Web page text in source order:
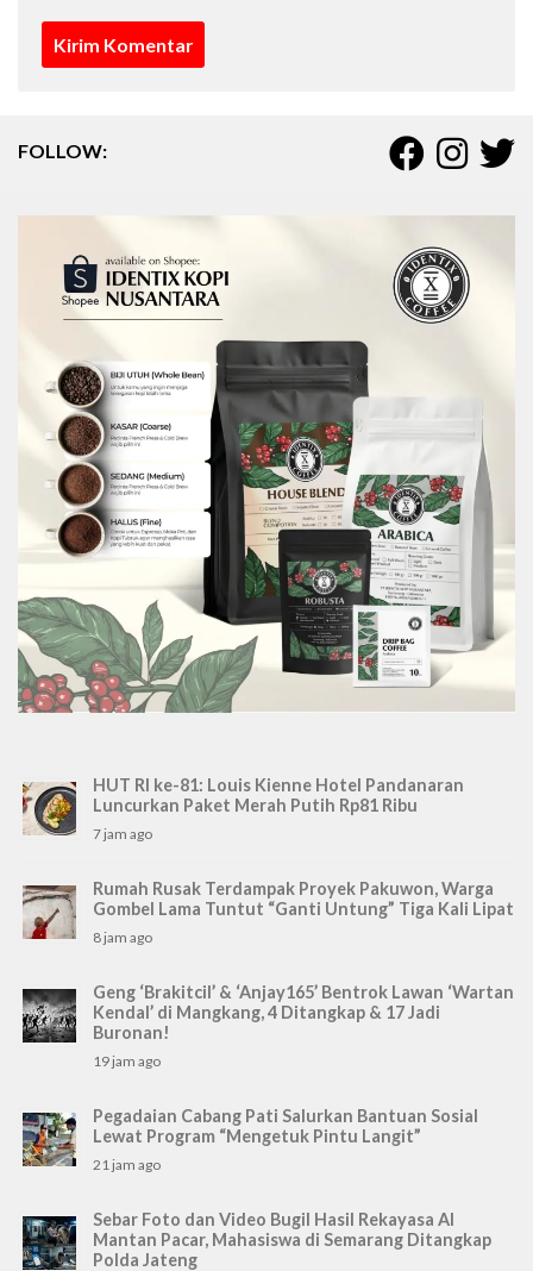
FOLLOW:
HUT RI ke-81: Louis Kienne Hotel Pandanaran
Luncurkan Paket Merah Putih Rp81 Ribu
7 jam ago
Rumah Rusak Terdampak Proyek Pakuwon, Warga
Gombel Lama Tuntut “Ganti Untung” Tiga Kali Lipat
8 jam ago
Geng ‘Brakitcil’ & ‘Anjay165’ Bentrok Lawan ‘Wartan
Kendal’ di Mangkang, 4 Ditangkap & 17 Jadi
Buronan!
19 jam ago
Pegadaian Cabang Pati Salurkan Bantuan Sosial
Lewat Program “Mengetuk Pintu Langit”
21 jam ago
Sebar Foto dan Video Bugil Hasil Rekayasa AI
Mantan Pacar, Mahasiswa di Semarang Ditangkap
Polda Jateng